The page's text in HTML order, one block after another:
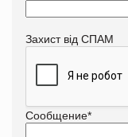
Захист від СПАМ
Сообщение*